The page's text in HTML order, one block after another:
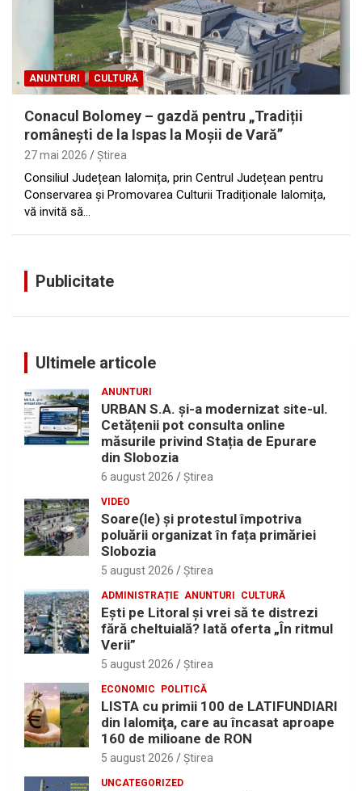
ANUNTURI CULTURĂ
Conacul Bolomey – gazdă pentru „Tradiții
românești de la Ispas la Moșii de Vară”
27 mai 2026 Ştirea
Consiliul Județean Ialomița, prin Centrul Județean pentru
Conservarea și Promovarea Culturii Tradiționale Ialomița,
vă invită să…
Publicitate
Ultimele articole
ANUNTURI
URBAN S.A. și-a modernizat site-ul.
Cetățenii pot consulta online
măsurile privind Stația de Epurare
din Slobozia
6 august 2026 Ştirea
VIDEO
Soare(le) și protestul împotriva
poluării organizat în fața primăriei
Slobozia
5 august 2026 Ştirea
ADMINISTRAȚIE ANUNTURI CULTURĂ
Eşti pe Litoral şi vrei să te distrezi
fără cheltuială? Iată oferta „În ritmul
Verii”
5 august 2026 Ştirea
ECONOMIC POLITICĂ
LISTA cu primii 100 de LATIFUNDIARI
din Ialomiţa, care au încasat aproape
160 de milioane de RON
5 august 2026 Ştirea
UNCATEGORIZED